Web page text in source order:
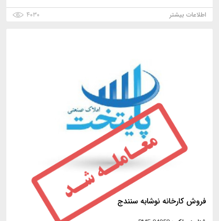
اطلاعات بیشتر
۴۰۳۰
فروش کارخانه نوشابه سنندج